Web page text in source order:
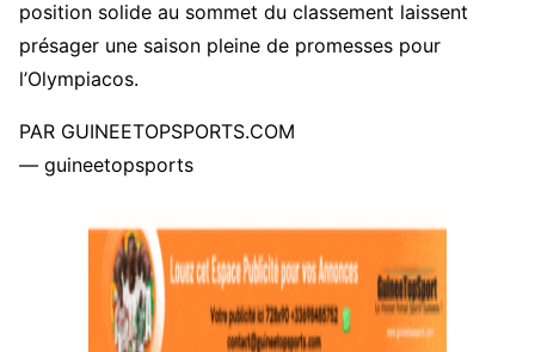
position solide au sommet du classement laissent
présager une saison pleine de promesses pour
l’Olympiacos.
PAR GUINEETOPSPORTS.COM
— guineetopsports